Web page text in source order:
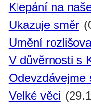
Klepání na
Ukazuje směr
Umění
V důvěrnosti s
Odevzdávejme
Velké věci